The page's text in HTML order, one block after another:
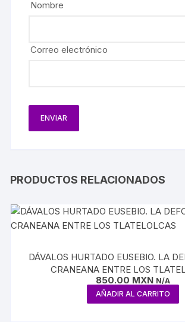
Nombre
Correo electrónico
PRODUCTOS RELACIONADOS
DÁVALOS HURTADO EUSEBIO. LA
CRANEANA ENTRE LOS
850.00 MXN N/A
AÑADIR AL CARRITO